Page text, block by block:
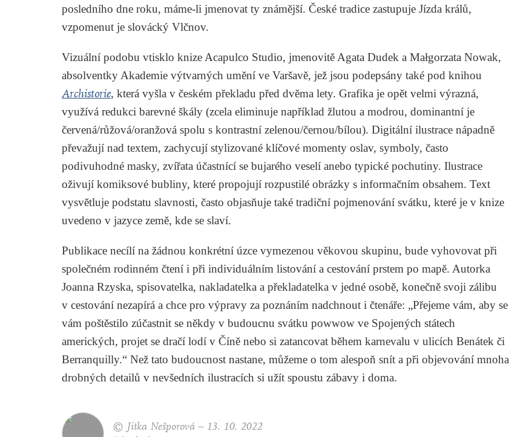
posledního dne roku, máme-li jmenovat ty známější. České tradice zastupuje Jízda králů,
vzpomenut je slovácký Vlčnov.
Vizuální podobu vtisklo knize Acapulco Studio, jmenovitě Agata Dudek a Małgorzata Nowak,
absolventky Akademie výtvarných umění ve Varšavě, jež jsou podepsány také pod knihou
Archistorie, která vyšla v českém překladu před dvěma lety. Grafika je opět velmi výrazná,
využívá redukci barevné škály (zcela eliminuje například žlutou a modrou, dominantní je
červená/růžová/oranžová spolu s kontrastní zelenou/černou/bílou). Digitální ilustrace nápadně
převažují nad textem, zachycují stylizované klíčové momenty oslav, symboly, často
podivuhodné masky, zvířata účastnící se bujarého veselí anebo typické pochutiny. Ilustrace
oživují komiksové bubliny, které propojují rozpustilé obrázky s informačním obsahem. Text
vysvětluje podstatu slavnosti, často objasňuje také tradiční pojmenování svátku, které je v knize
uvedeno v jazyce země, kde se slaví.
Publikace necílí na žádnou konkrétní úzce vymezenou věkovou skupinu, bude vyhovovat při
společném rodinném čtení i při individuálním listování a cestování prstem po mapě. Autorka
Joanna Rzyska, spisovatelka, nakladatelka a překladatelka v jedné osobě, konečně svoji zálibu
v cestování nezapírá a chce pro výpravy za poznáním nadchnout i čtenáře: „Přejeme vám, aby se
vám poštěstilo zúčastnit se někdy v budoucnu svátku powwow ve Spojených státech
amerických, projet se dračí lodí v Číně nebo si zatancovat během karnevalu v ulicích Benátek či
Berranquilly.“ Než tato budoucnost nastane, můžeme o tom alespoň snít a při objevování mnoha
drobných detailů v nevšedních ilustracích si užít spoustu zábavy i doma.
© Jitka Nešporová – 13. 10. 2022